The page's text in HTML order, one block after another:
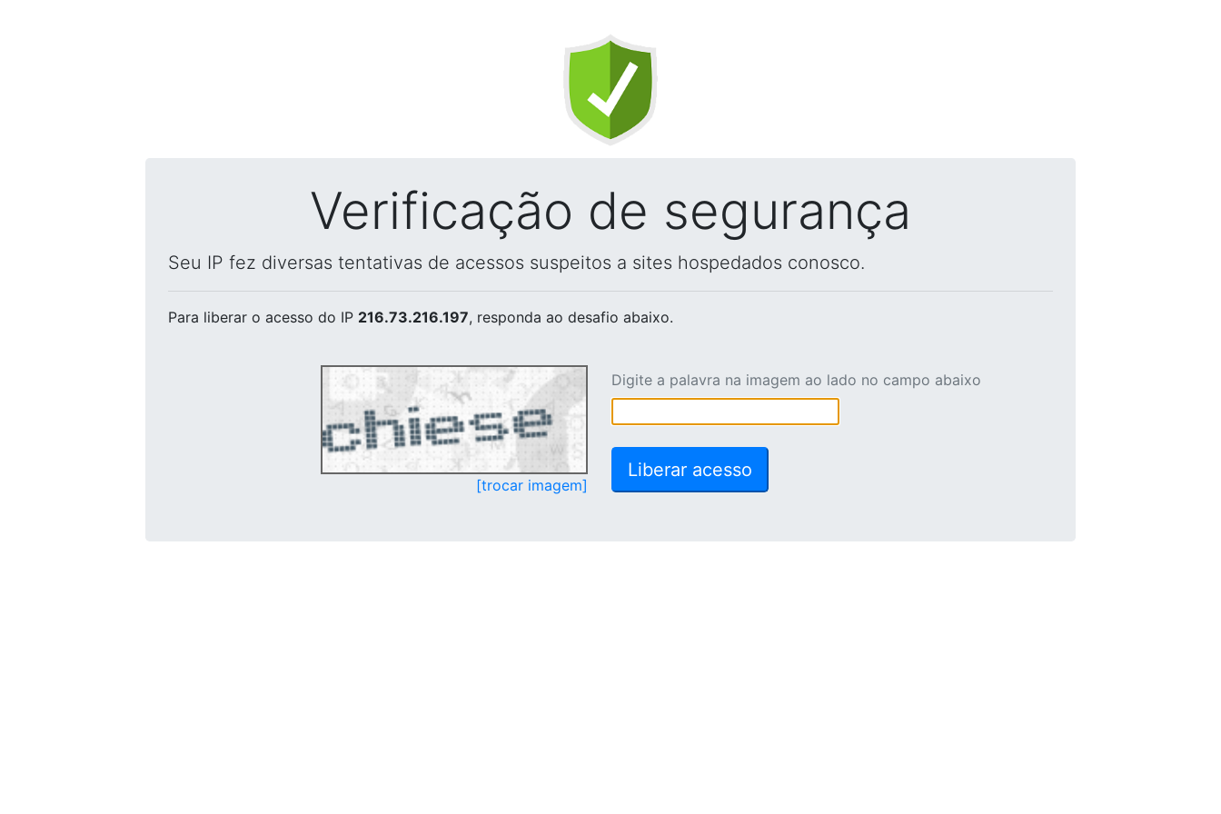
Verificação de segurança
Seu IP fez diversas tentativas de acessos suspeitos a sites hospedados conosco.
Para liberar o acesso do IP 216.73.216.197, responda ao desafio abaixo.
[trocar imagem]
Digite a palavra na imagem ao lado no campo abaixo